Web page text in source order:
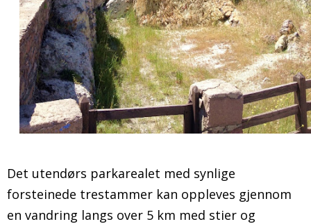
Det utendørs parkarealet med synlige
forsteinede trestammer kan oppleves gjennom
en vandring langs over 5 km med stier og